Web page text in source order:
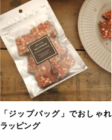
「ジップバッグ」でおしゃれ
ラッピング